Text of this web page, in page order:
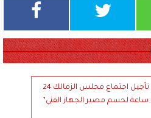
تأجيل اجتماع مجلس الزمالك 24
ساعة لحسم مصير الجهاز الفني”